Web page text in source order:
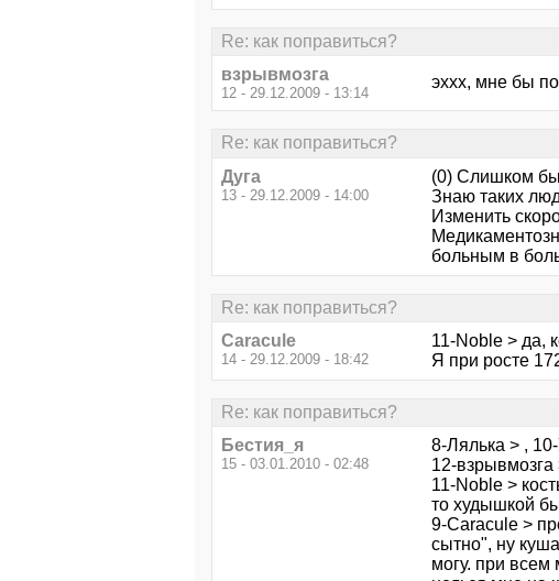
Re: как поправиться?
взрывмозга
12 - 29.12.2009 - 13:14
эххх, мне бы
Re: как поправиться?
Дуга
13 - 29.12.2009 - 14:00
(0) Слишком
Знаю таких
Изменить
больным в
Re: как поправиться?
Caracule
14 - 29.12.2009 - 18:42
11-Noble > да,
Я при росте
Re: как поправиться?
Бестия_я
15 - 03.01.2010 - 02:48
8-Лялька > ,
12-взрывмозга
11-Noble >
то худышкой
9-Caracule >
сытно", ну
могу. при